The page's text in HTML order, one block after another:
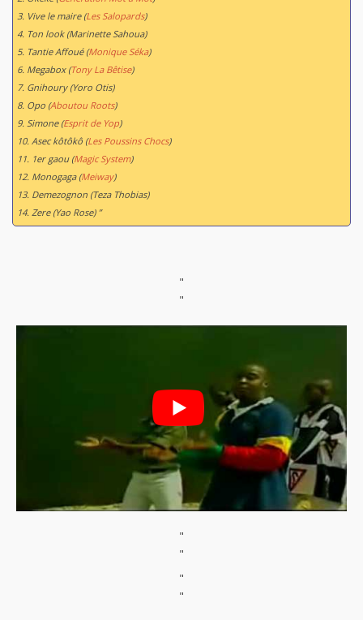
3. Vive le maire (Les Salopards)
4. Ton look (Marinette Sahoua)
5. Tantie Affoué (Monique Séka)
6. Megabox (Tony La Bêtise)
7. Gnihoury (Yoro Otis)
8. Opo (Aboutou Roots)
9. Simone (Esprit de Yop)
10. Asec kôtôkô (Les Poussins Chocs)
11. 1er gaou (Magic System)
12. Monogaga (Meiway)
13. Demezognon (Teza Thobias)
14. Zere (Yao Rose) ”
"
"
"
"
"
"